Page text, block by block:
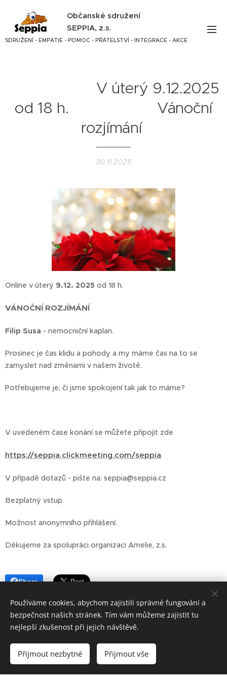
Občanské sdružení
SEPPIA, z.s.
SDRUŽENÍ - EMPATIE - POMOC - PŘÁTELSTVÍ - INTEGRACE - AKCE
V úterý 9.12.2025
od 18 h. Vánoční
rozjímání
30.11.2025
Online v úterý 9.12. 2025 od 18 h.
VÁNOČNÍ ROZJÍMÁNÍ
Filip Susa - nemocniční kaplan.
Prosinec je čas klidu a pohody a my máme čas na to se
zamyslet nad změnami v našem životě.
Potřebujeme je, či jsme spokojení tak jak to máme?
V uvedeném čase konání se můžete připojit zde 👉
https://seppia.clickmeeting.com/seppia
V případě dotazů - pište na: seppia@seppia.cz
Bezplatný vstup.
Možnost anonymního přihlášení.
Děkujeme za spolupráci organizaci Amelie, z.s.
Share
Vytvořeno službou Cookies
Vytvořte si webové stránky zdarma!
Používáme cookies, abychom zajistili správné fungování a
bezpečnost našich stránek. Tím vám můžeme zajistit tu
nejlepší zkušenost při jejich návštěvě.
Přijmout nezbytné Přijmout vše